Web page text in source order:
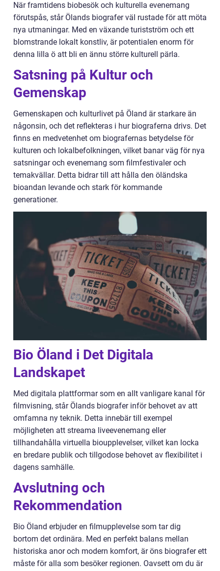
När framtidens biobesök och kulturella evenemang
förutspås, står Ölands biografer väl rustade för att möta
nya utmaningar. Med en växande turistström och ett
blomstrande lokalt konstliv, är potentialen enorm för
denna lilla ö att bli en ännu större kulturell pärla.
Satsning på Kultur och
Gemenskap
Gemenskapen och kulturlivet på Öland är starkare än
någonsin, och det reflekteras i hur biograferna drivs. Det
finns en medvetenhet om biografernas betydelse för
kulturen och lokalbefolkningen, vilket banar väg för nya
satsningar och evenemang som filmfestivaler och
temakvällar. Detta bidrar till att hålla den öländska
bioandan levande och stark för kommande
generationer.
Bio Öland i Det Digitala
Landskapet
Med digitala plattformar som en allt vanligare kanal för
filmvisning, står Ölands biografer inför behovet av att
omfamna ny teknik. Detta innebär till exempel
möjligheten att streama liveevenemang eller
tillhandahålla virtuella bioupplevelser, vilket kan locka
en bredare publik och tillgodose behovet av flexibilitet i
dagens samhälle.
Avslutning och
Rekommendation
Bio Öland erbjuder en filmupplevelse som tar dig
bortom det ordinära. Med en perfekt balans mellan
historiska anor och modern komfort, är öns biografer ett
måste för alla som besöker regionen. Oavsett om du är